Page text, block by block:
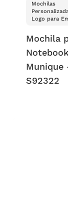
Mochilas
Logo para
Mochila
Notebook
Munique
S92322